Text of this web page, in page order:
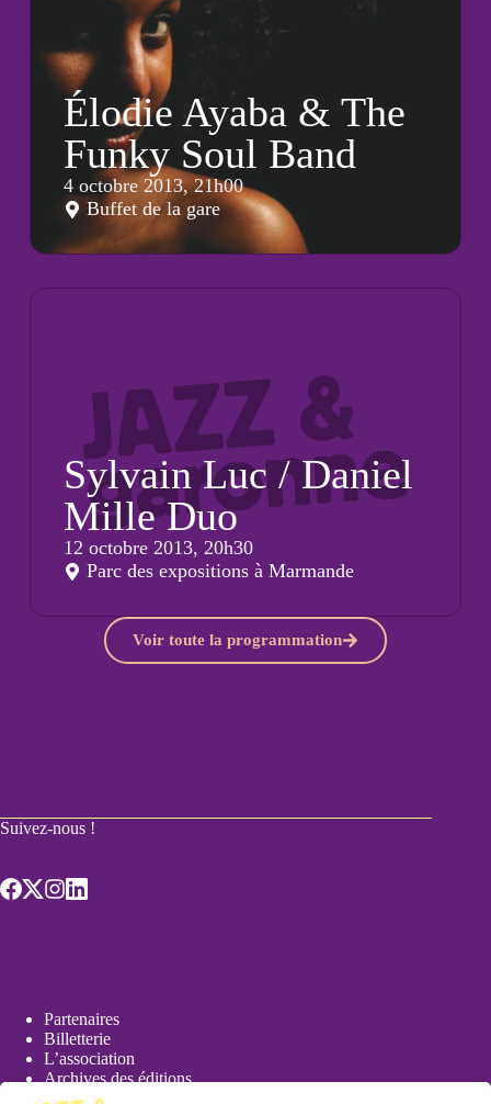
Élodie Ayaba & The
Funky Soul Band
4 octobre 2013, 21h00
Buffet de la gare
Sylvain Luc / Daniel
Mille Duo
12 octobre 2013, 20h30
Parc des expositions à Marmande
Voir toute la programmation
Suivez-nous !
Partenaires
Billetterie
L’association
Archives des éditions
Actualités